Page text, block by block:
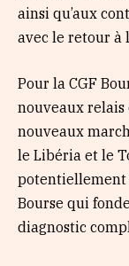
ainsi qu’aux
avec le retour à
Pour la CGF
nouveaux relais
nouveaux
le Libéria et le
potentiellement
Bourse qui
diagnostic